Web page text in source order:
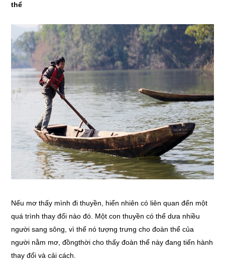
thể
Nếu mơ thấy mình đi thuyền, hiển nhiên có liên quan đến một
quá trình thay đổi nào đó. Một con thuyền có thể dưa nhiều
người sang sông, vì thế nó tượng trưng cho đoàn thể của
người nằm mơ, đồngthời cho thấy đoàn thể này đang tiến hành
thay đổi và cải cách.